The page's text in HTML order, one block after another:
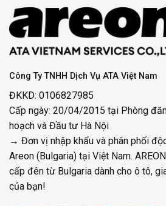
Công Ty TNHH Dịch Vụ ATA Việt Nam
ĐKKD: 0106827985
Cấp ngày: 20/04/2015 tại Phòng
hoạch và Đầu tư Hà Nội
→ Đơn vị nhập khẩu và phân phối
Areon (Bulgaria) tại Việt Nam.
cấp đên từ Bulgaria dành cho ô tô,
của bạn!